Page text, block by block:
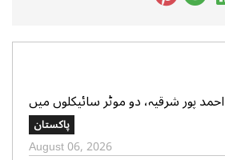
احمد پور شرقیہ، دو موٹر سائیکلوں میں
پاکستان
August 06, 2026